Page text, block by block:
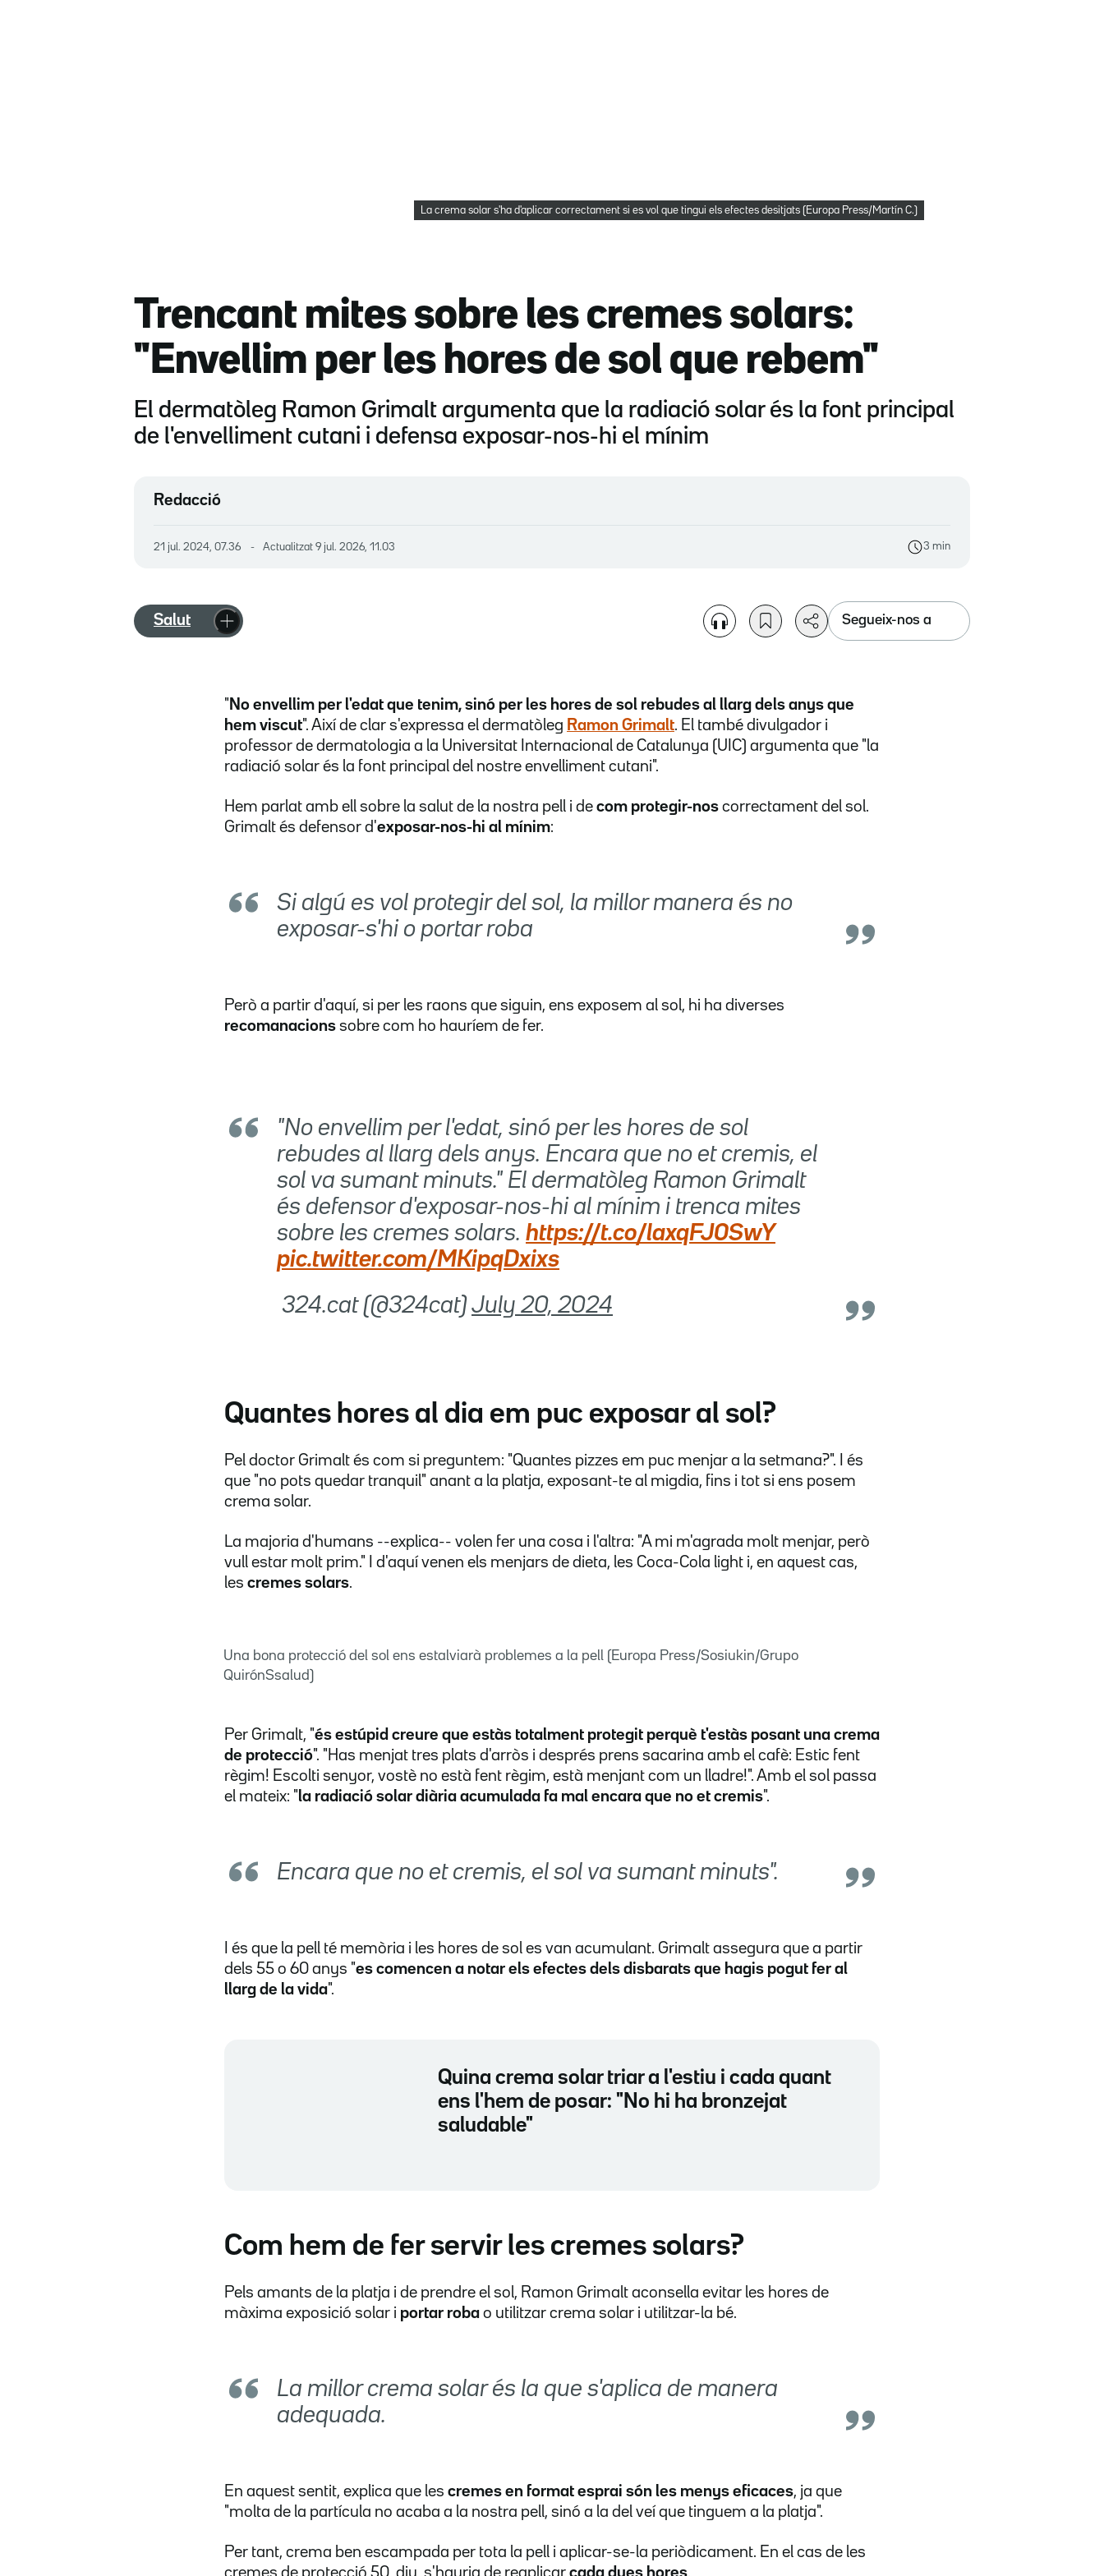
La crema solar s'ha d'aplicar correctament si es vol que tingui els efectes desitjats (Europa Press/Martín C.)
Trencant mites sobre les cremes solars:
"Envellim per les hores de sol que rebem"
El dermatòleg Ramon Grimalt argumenta que la radiació solar és la font principal
de l'envelliment cutani i defensa exposar-nos-hi el mínim
Redacció
21 jul. 2024, 07.36 Actualitzat 9 jul. 2026, 11.03 3 min
Salut Segueix-nos a
" No envellim per l'edat que tenim, sinó per les hores de sol rebudes al llarg dels anys que
hem viscut". Així de clar s'expressa el dermatòleg Ramon Grimalt. El també divulgador i
professor de dermatologia a la Universitat Internacional de Catalunya (UIC) argumenta que "la
radiació solar és la font principal del nostre envelliment cutani".
Hem parlat amb ell sobre la salut de la nostra pell i de com protegir-nos correctament del sol.
Grimalt és defensor d'exposar-nos-hi al mínim:
Si algú es vol protegir del sol, la millor manera és no
exposar-s'hi o portar roba
Però a partir d'aquí, si per les raons que siguin, ens exposem al sol, hi ha diverses
recomanacions sobre com ho hauríem de fer.
"No envellim per l'edat, sinó per les hores de sol
rebudes al llarg dels anys. Encara que no et cremis, el
sol va sumant minuts." El dermatòleg Ramon Grimalt
és defensor d'exposar-nos-hi al mínim i trenca mites
sobre les cremes solars. https://t.co/laxqFJ0SwY
pic.twitter.com/MKipqDxixs
 324.cat (@324cat)July 20, 2024
Quantes hores al dia em puc exposar al sol?
Pel doctor Grimalt és com si preguntem: "Quantes pizzes em puc menjar a la setmana?". I és
que "no pots quedar tranquil" anant a la platja, exposant-te al migdia, fins i tot si ens posem
crema solar.
La majoria d'humans --explica-- volen fer una cosa i l'altra: "A mi m'agrada molt menjar, però
vull estar molt prim." I d'aquí venen els menjars de dieta, les Coca-Cola light i, en aquest cas,
les cremes solars.
Una bona protecció del sol ens estalviarà problemes a la pell (Europa Press/Sosiukin/Grupo
QuirónSsalud)
Per Grimalt, "és estúpid creure que estàs totalment protegit perquè t'estàs posant una crema
de protecció". "Has menjat tres plats d'arròs i després prens sacarina amb el cafè: Estic fent
règim! Escolti senyor, vostè no està fent règim, està menjant com un lladre!". Amb el sol passa
el mateix: " la radiació solar diària acumulada fa mal encara que no et cremis".
Encara que no et cremis, el sol va sumant minuts".
I és que la pell té memòria i les hores de sol es van acumulant. Grimalt assegura que a partir
dels 55 o 60 anys "es comencen a notar els efectes dels disbarats que hagis pogut fer al
llarg de la vida".
Quina crema solar triar a l'estiu i cada quant
ens l'hem de posar: "No hi ha bronzejat
saludable"
Com hem de fer servir les cremes solars?
Pels amants de la platja i de prendre el sol, Ramon Grimalt aconsella evitar les hores de
màxima exposició solar i portar roba o utilitzar crema solar i utilitzar-la bé.
La millor crema solar és la que s'aplica de manera
adequada.
En aquest sentit, explica que les cremes en format esprai són les menys eficaces, ja que
"molta de la partícula no acaba a la nostra pell, sinó a la del veí que tinguem a la platja".
Per tant, crema ben escampada per tota la pell i aplicar-se-la periòdicament. En el cas de les
cremes de protecció 50, diu, s'hauria de reaplicar cada dues hores